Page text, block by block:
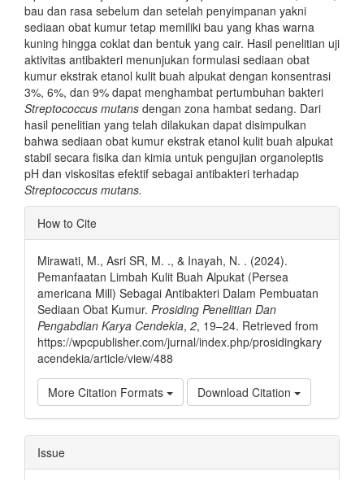
bau dan rasa sebelum dan setelah penyimpanan yakni
sediaan obat kumur tetap memiliki bau yang khas warna
kuning hingga coklat dan bentuk yang cair. Hasil penelitian uji
aktivitas antibakteri menunjukan formulasi sediaan obat
kumur ekstrak etanol kulit buah alpukat dengan konsentrasi
3%, 6%, dan 9% dapat menghambat pertumbuhan bakteri
Streptococcus mutans dengan zona hambat sedang. Dari
hasil penelitian yang telah dilakukan dapat disimpulkan
bahwa sediaan obat kumur ekstrak etanol kulit buah alpukat
stabil secara fisika dan kimia untuk pengujian organoleptis
pH dan viskositas efektif sebagai antibakteri terhadap
Streptococcus mutans.
Article
Details
How to Cite
Mirawati, M., Asri SR, M. ., & Inayah, N. . (2024).
Pemanfaatan Limbah Kulit Buah Alpukat (Persea
americana Mill) Sebagai Antibakteri Dalam Pembuatan
Sediaan Obat Kumur. Prosiding Penelitian Dan
Pengabdian Karya Cendekia, 2, 19–24. Retrieved from
https://wpcpublisher.com/jurnal/index.php/prosidingkary
acendekia/article/view/488
More Citation Formats Download Citation
Issue